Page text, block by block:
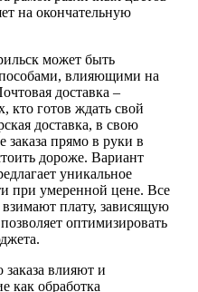
на окончательную
может быть
влияющими на
доставка –
кто готов ждать свой
доставка, в свою
заказа прямо в руки в
дороже. Вариант
уникальное
при умеренной цене. Все
плату, зависящую
оптимизировать
заказа влияют и
как обработка